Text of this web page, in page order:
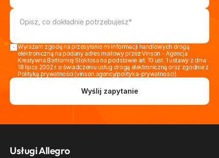
Wyrażam zgodę na przesyłanie mi informacji handlowych drogą
elektroniczną na podany adres mailowy przez Vinson - Agencja
Kreatywna Bartłomiej Stokłosa na podstawie art. 10 ust. 1 ustawy z dnia
18 lipca 2002 r. o świadczeniu usług drogą elektroniczną oraz zgodnie z
Polityką prywatności (vinson.agency/polityka-prywatnosci).
Wyślij zapytanie
Usługi Allegro